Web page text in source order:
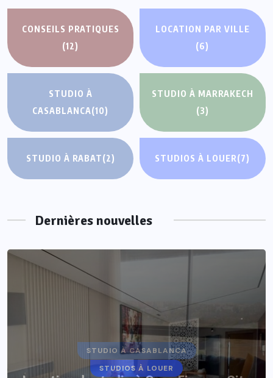
CONSEILS PRATIQUES
(12)
LOCATION PAR VILLE
(6)
STUDIO À
CASABLANCA(10)
STUDIO À MARRAKECH
(3)
STUDIO À RABAT(2) STUDIOS À LOUER(7)
Dernières nouvelles
STUDIOS À LOUER